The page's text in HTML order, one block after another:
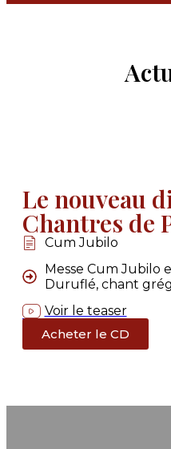
Le nouveau
Chantres de
Cum Jubilo
Messe Cum Jubilo
Duruflé, chant
Voir le teaser
Acheter le CD